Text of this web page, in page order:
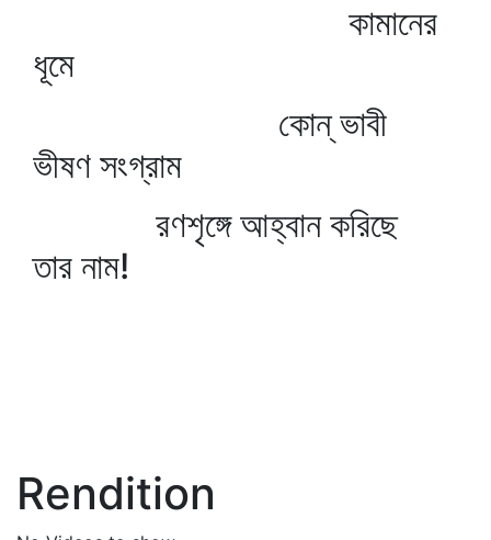
কামানের
ধূমে
কোন্‌ ভাবী
ভীষণ সংগ্রাম
রণশৃঙ্গে আহ্বান করিছে
তার নাম!
Rendition